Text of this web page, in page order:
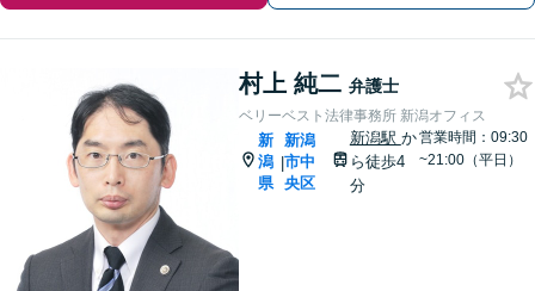
村上 純二 弁護士
ベリーベスト法律事務所 新潟オフィス
新
潟
県
|
新潟
市中
央区
新潟駅 か
ら徒歩4
分
営業時間：09:30
~21:00（平日）